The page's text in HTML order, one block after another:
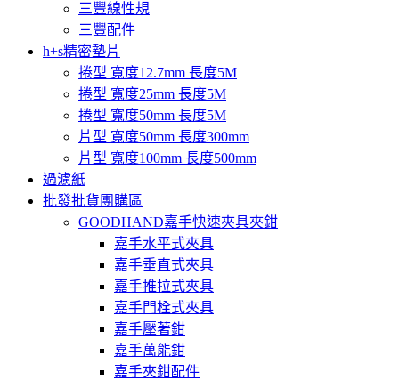
三豐線性規
三豐配件
h+s精密墊片
捲型 寬度12.7mm 長度5M
捲型 寬度25mm 長度5M
捲型 寬度50mm 長度5M
片型 寬度50mm 長度300mm
片型 寬度100mm 長度500mm
過濾紙
批發批貨團購區
GOODHAND嘉手快速夾具夾鉗
嘉手水平式夾具
嘉手垂直式夾具
嘉手推拉式夾具
嘉手門栓式夾具
嘉手壓著鉗
嘉手萬能鉗
嘉手夾鉗配件